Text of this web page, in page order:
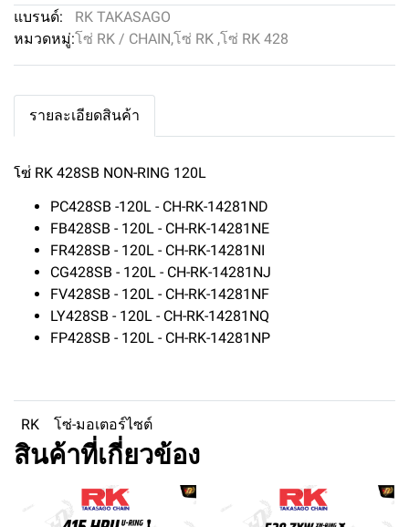
แบรนด์:
RK TAKASAGO
หมวดหมู่:โซ่ RK / CHAIN,โซ่ RK ,โซ่ RK 428
รายละเอียดสินค้า
โซ่ RK 428SB NON-RING 120L
PC428SB -120L - CH-RK-14281ND
FB428SB - 120L - CH-RK-14281NE
FR428SB - 120L - CH-RK-14281NI
CG428SB - 120L - CH-RK-14281NJ
FV428SB - 120L - CH-RK-14281NF
LY428SB - 120L - CH-RK-14281NQ
FP428SB - 120L - CH-RK-14281NP
RK โซ่-มอเตอร์ไซต์
สินค้าที่เกี่ยวข้อง